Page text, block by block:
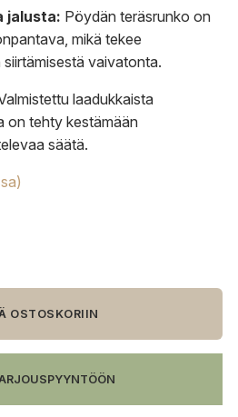
jalusta: Pöydän teräsrunko on
mikä tekee
vaivatonta.
laadukkaista
on tehty kestämään
säätä.
OSTOSKORIIN